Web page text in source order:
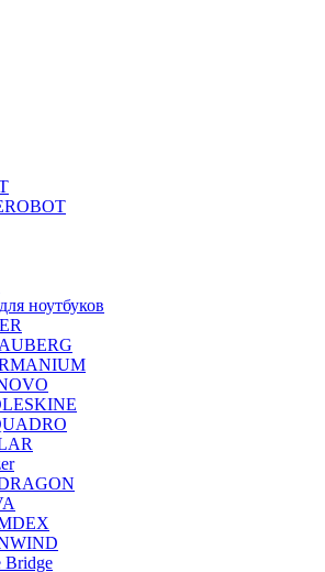
ноутбуков
Bridge